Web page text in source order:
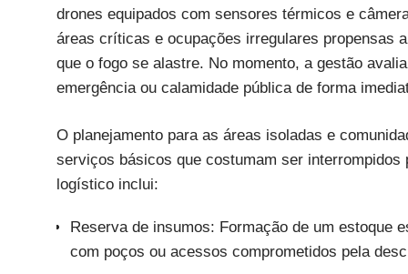
drones equipados com sensores térmicos e
áreas críticas e ocupações irregulares propensas
que o fogo se alastre. No momento, a gestão
emergência ou calamidade pública de forma
O planejamento para as áreas isoladas e
serviços básicos que costumam ser
logístico inclui:
Reserva de insumos: Formação de um estoque
com poços ou acessos comprometidos pela